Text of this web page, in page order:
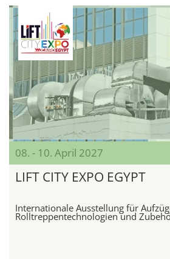
08. - 10. April 2027
LIFT CITY EXPO EGYPT
Internationale Ausstellung für
Rolltreppentechnologien und